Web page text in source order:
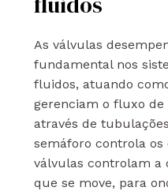
As válvulas
fundamental nos
fluidos, atuando
gerenciam o fluxo de
através de
semáforo controla os
válvulas controlam a
que se move, para